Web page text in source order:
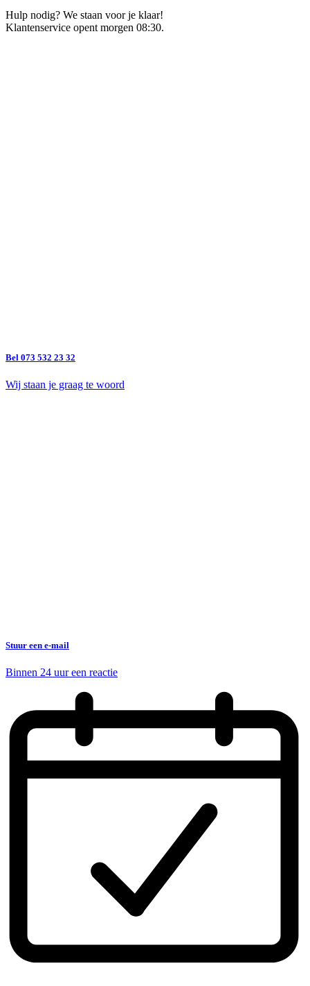
Hulp nodig? We staan voor je klaar!
Klantenservice opent morgen 08:30.
Bel 073 532 23 32
Wij staan je graag te woord
Stuur een e-mail
Binnen 24 uur een reactie